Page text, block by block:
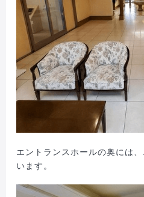
エントランスホールの奥には
います。